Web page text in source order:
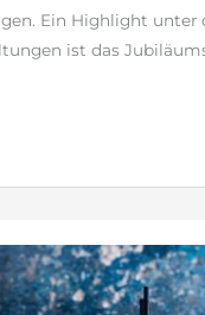
Ein Highlight
ist das